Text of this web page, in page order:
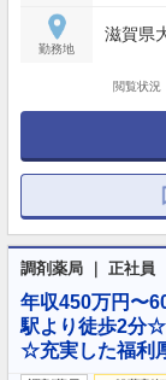
勤務地
滋賀県
閲覧状況
調剤薬局 ｜ 正社員
年収450万円〜
駅より徒歩2分
☆充実した福利